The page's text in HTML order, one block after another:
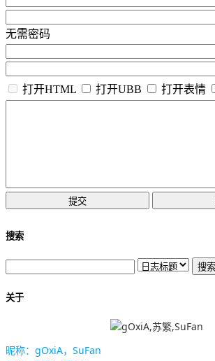
无需密码
打开HTML
打开UBB 打开表情
搜索
关于
昵称：gOxiA，SuFan